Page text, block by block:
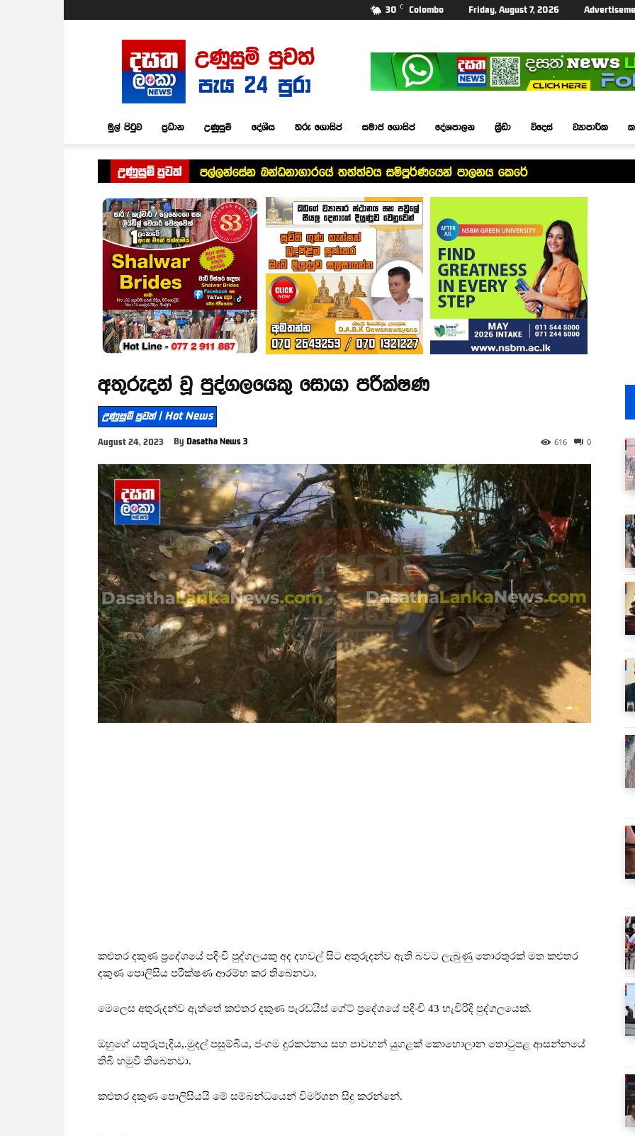
30 C Colombo Friday, August 7, 2026
Dasatha
Lanka
News
මුල් පිටුව ප්‍රධාන උණුසුම් දේශීය තරු ගොසිප් සමාජ ගොසිප් දේශපාලන ක්‍රීඩා විදෙස් ව්‍යාපාරික
උණුසුම් පුවත් පල්ලන්සේන බන්ධනාගාරයේ තත්ත්වය සම්පූර්ණයෙන් පාලනය කෙරේ
අතුරුදන් වූ පුද්ගලයෙකු සොයා පරීක්ෂණ
උණුසුම් පුවත් | Hot News
August 24, 2023 By Dasatha News 3 0
616
කළුතර දකුණ ප්‍රදේශයේ පදිංචි පුද්ගලයකු අද දහවල් සිට අතුරුදන්ව ඇති බවට ලැබුණු තොරතුරක් මත කළුතර
දකුණ පොලිසිය පරීක්ෂණ ආරම්භ කර තිබෙනවා.
මෙලෙස අතුරුදන්ව ඇත්තේ කළුතර දකුණ පැරඩයිස් ගේට් ප්‍රදේශයේ පදිංචි 43 හැවිරිදි පුද්ගලයෙක්.
ඔහුගේ යතුරුපැදිය,.මුදල් පසුම්බිය, ජංගම දුරකථනය සහ පාවහන් යුගළක් කොහොලාන තොටුපළ ආසන්නයේ
තිබී හමුවී තිබෙනවා.
කළුතර දකුණ පොලිසියයි මේ සම්බන්ධයෙන් විමර්ශන සිදු කරන්නේ.